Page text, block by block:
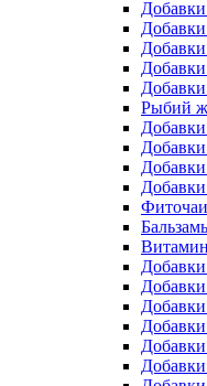
Добавки
Рыбий
Добавки
Фиточаи